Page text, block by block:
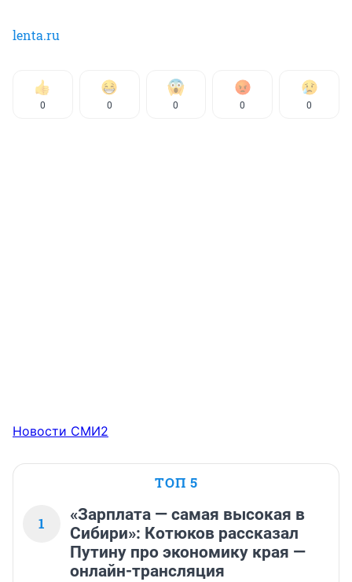
lenta.ru
0 0 0 0 0
Новости СМИ2
ТОП 5
1
«Зарплата — самая высокая в
Сибири»: Котюков рассказал
Путину про экономику края —
онлайн-трансляция